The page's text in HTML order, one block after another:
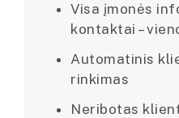
Visa įmonės
kontaktai –
Automatinis
rinkimas
Neribotas